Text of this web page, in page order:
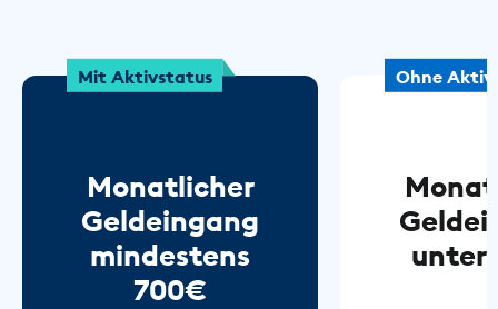
Mit Aktivstatus
Monatlicher
Geldeingang
mindestens
700€
Ohne
unter